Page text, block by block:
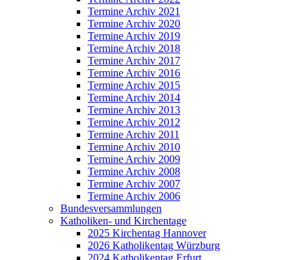
Termine Archiv 2021
Termine Archiv 2020
Termine Archiv 2019
Termine Archiv 2018
Termine Archiv 2017
Termine Archiv 2016
Termine Archiv 2015
Termine Archiv 2014
Termine Archiv 2013
Termine Archiv 2012
Termine Archiv 2011
Termine Archiv 2010
Termine Archiv 2009
Termine Archiv 2008
Termine Archiv 2007
Termine Archiv 2006
Bundesversammlungen
Katholiken- und Kirchentage
2025 Kirchentag Hannover
2026 Katholikentag Würzburg
2024 Katholikentag Erfurt